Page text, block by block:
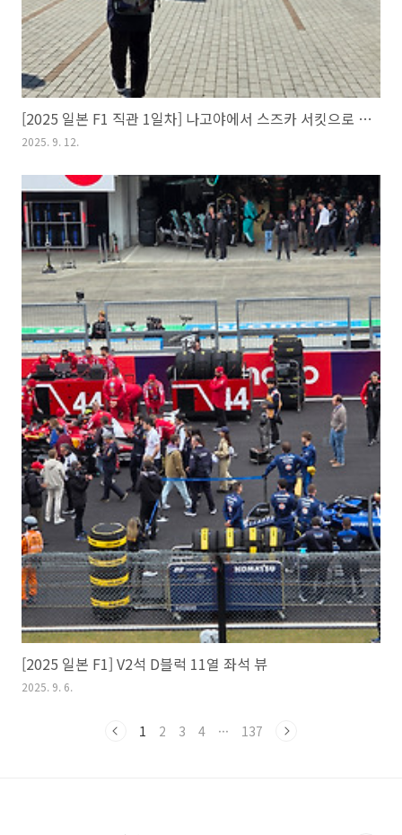
[2025 일본 F1 직관 1일차] 나고야에서 스즈카 서킷으로 이동하기
2025. 9. 12.
[2025 일본 F1] V2석 D블럭 11열 좌석 뷰
2025. 9. 6.
1 2 3 4 ··· 137